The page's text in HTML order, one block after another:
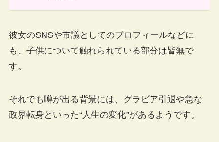
彼女のSNSや市議としてのプロフィールなどに
も、子供について触れられている部分は皆無で
す。
それでも噂が出る背景には、グラビア引退や急な
政界転身といった“人生の変化”があるようです。